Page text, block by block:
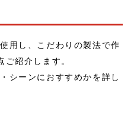
用し、こだわりの製法で作
ご紹介します。
シーンにおすすめかを詳し